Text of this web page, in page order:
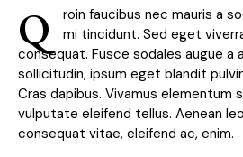
Q
roin faucibus nec mauris a
mi tincidunt. Sed eget
consequat. Fusce sodales augue a
sollicitudin, ipsum eget blandit
Cras dapibus. Vivamus elementum
vulputate eleifend tellus. Aenean
consequat vitae, eleifend ac, enim.